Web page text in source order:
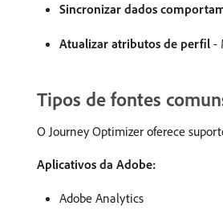
Sincronizar dados
Atualizar atributos de perfil -
Tipos de fontes
O Journey Optimizer oferece
Aplicativos da Adobe:
Adobe Analytics